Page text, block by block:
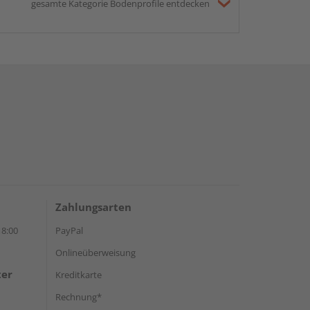
gesamte Kategorie Bodenprofile entdecken
Zahlungsarten
PayPal
Onlineüberweisung
Kreditkarte
Rechnung*